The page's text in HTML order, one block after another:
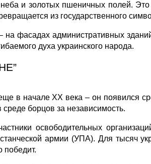
неба и золотых пшеничных полей.
из государственного
фасадах административных
духа украинского народа.
в начале XX века – он появился
борцов за независимость.
освободительных
армии (УПА). Для тысяч
победит.